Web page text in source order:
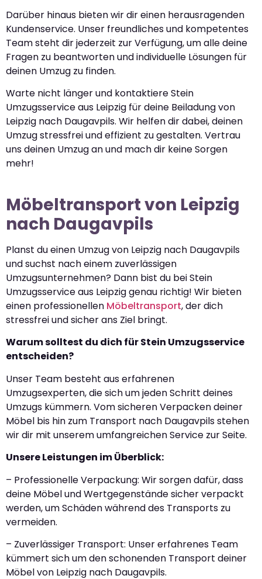
Darüber hinaus bieten wir dir einen herausragenden
Kundenservice. Unser freundliches und kompetentes
Team steht dir jederzeit zur Verfügung, um alle deine
Fragen zu beantworten und individuelle Lösungen für
deinen Umzug zu finden.
Warte nicht länger und kontaktiere Stein
Umzugsservice aus Leipzig für deine Beiladung von
Leipzig nach Daugavpils. Wir helfen dir dabei, deinen
Umzug stressfrei und effizient zu gestalten. Vertrau
uns deinen Umzug an und mach dir keine Sorgen
mehr!
Möbeltransport von Leipzig
nach Daugavpils
Planst du einen Umzug von Leipzig nach Daugavpils
und suchst nach einem zuverlässigen
Umzugsunternehmen? Dann bist du bei Stein
Umzugsservice aus Leipzig genau richtig! Wir bieten
einen professionellen Möbeltransport, der dich
stressfrei und sicher ans Ziel bringt.
Warum solltest du dich für Stein Umzugsservice
entscheiden?
Unser Team besteht aus erfahrenen
Umzugsexperten, die sich um jeden Schritt deines
Umzugs kümmern. Vom sicheren Verpacken deiner
Möbel bis hin zum Transport nach Daugavpils stehen
wir dir mit unserem umfangreichen Service zur Seite.
Unsere Leistungen im Überblick:
– Professionelle Verpackung: Wir sorgen dafür, dass
deine Möbel und Wertgegenstände sicher verpackt
werden, um Schäden während des Transports zu
vermeiden.
– Zuverlässiger Transport: Unser erfahrenes Team
kümmert sich um den schonenden Transport deiner
Möbel von Leipzig nach Daugavpils.